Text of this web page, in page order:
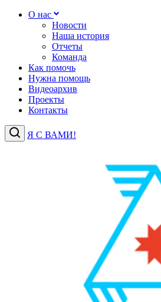
О нас
Новости
Наша история
Отчеты
Команда
Как помочь
Нужна помощь
Видеоархив
Проекты
Контакты
Я С ВАМИ!